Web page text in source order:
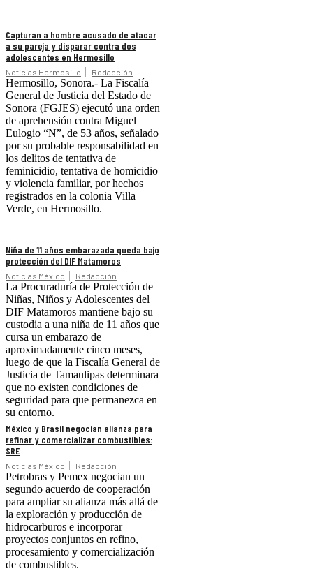
Capturan a hombre acusado de atacar
a su pareja y disparar contra dos
adolescentes en Hermosillo
Noticias Hermosillo Redacción
Hermosillo, Sonora.- La Fiscalía
General de Justicia del Estado de
Sonora (FGJES) ejecutó una orden
de aprehensión contra Miguel
Eulogio “N”, de 53 años, señalado
por su probable responsabilidad en
los delitos de tentativa de
feminicidio, tentativa de homicidio
y violencia familiar, por hechos
registrados en la colonia Villa
Verde, en Hermosillo.
Niña de 11 años embarazada queda bajo
protección del DIF Matamoros
Noticias México Redacción
La Procuraduría de Protección de
Niñas, Niños y Adolescentes del
DIF Matamoros mantiene bajo su
custodia a una niña de 11 años que
cursa un embarazo de
aproximadamente cinco meses,
luego de que la Fiscalía General de
Justicia de Tamaulipas determinara
que no existen condiciones de
seguridad para que permanezca en
su entorno.
México y Brasil negocian alianza para
refinar y comercializar combustibles:
SRE
Noticias México Redacción
Petrobras y Pemex negocian un
segundo acuerdo de cooperación
para ampliar su alianza más allá de
la exploración y producción de
hidrocarburos e incorporar
proyectos conjuntos en refino,
procesamiento y comercialización
de combustibles.